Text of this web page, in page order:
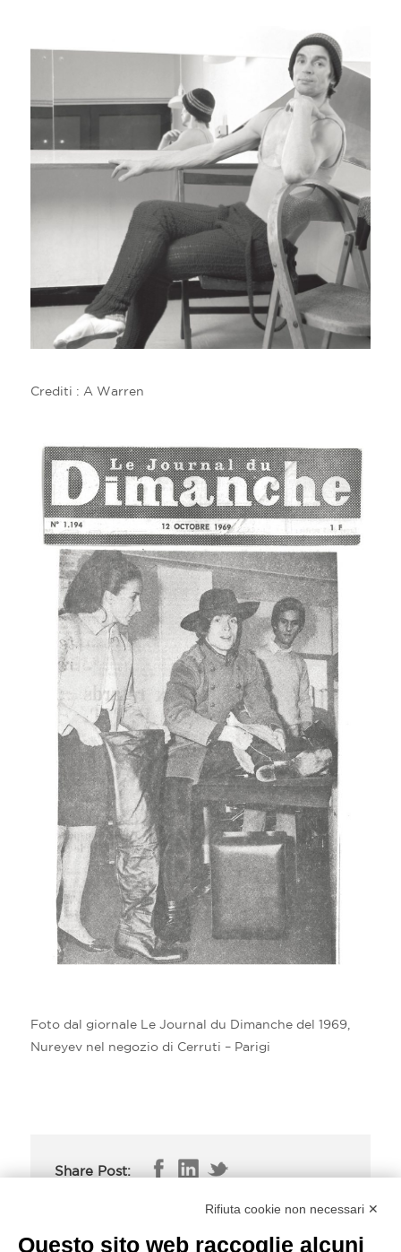
Crediti : A Warren
Foto dal giornale Le Journal du Dimanche del 1969,
Nureyev nel negozio di Cerruti – Parigi
Share Post:
SIGNS OF TIME
Rifiuta cookie non necessari ✕
Questo sito web raccoglie alcuni